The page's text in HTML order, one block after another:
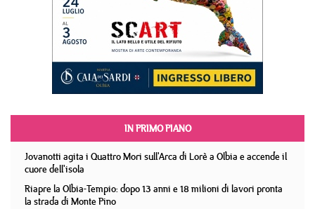
IN PRIMO PIANO
Jovanotti agita i Quattro Mori sull'Arca di Lorè a Olbia e accende il
cuore dell'isola
Riapre la Olbia-Tempio: dopo 13 anni e 18 milioni di lavori pronta
la strada di Monte Pino